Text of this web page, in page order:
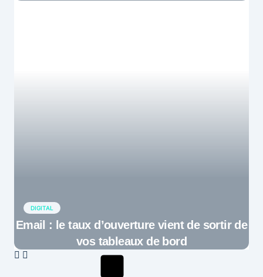
DIGITAL
Email : le taux d’ouverture vient de sortir de
vos tableaux de bord